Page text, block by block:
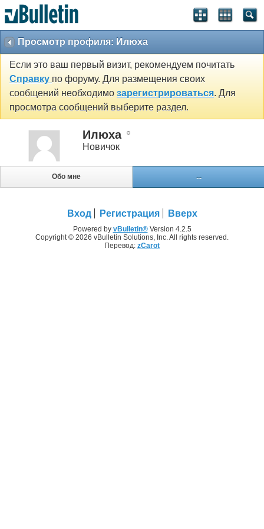
Просмотр профиля: Илюха
Если это ваш первый визит, рекомендуем почитать
Справку по форуму. Для размещения своих
сообщений необходимо зарегистрироваться. Для
просмотра сообщений выберите раздел.
Илюха
Новичок
Обо мне ...
Вход Регистрация Вверх
Powered by vBulletin®Version 4.2.5
Copyright © 2026 vBulletin Solutions, Inc. All rights reserved.
Перевод: zCarot